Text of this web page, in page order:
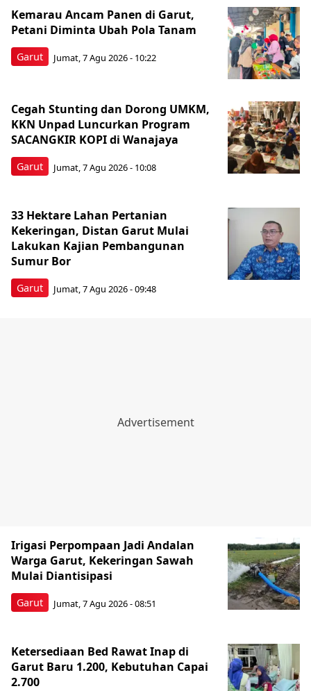
Garut
Kemarau Ancam Panen di Garut,
Petani Diminta Ubah Pola Tanam
Jumat, 7 Agu 2026 - 10:22
Garut
Cegah Stunting dan Dorong UMKM,
KKN Unpad Luncurkan Program
SACANGKIR KOPI di Wanajaya
Jumat, 7 Agu 2026 - 10:08
Garut
33 Hektare Lahan Pertanian
Kekeringan, Distan Garut Mulai
Lakukan Kajian Pembangunan
Sumur Bor
Jumat, 7 Agu 2026 - 09:48
Garut
Irigasi Perpompaan Jadi Andalan
Warga Garut, Kekeringan Sawah
Mulai Diantisipasi
Jumat, 7 Agu 2026 - 08:51
Ketersediaan Bed Rawat Inap di
Garut Baru 1.200, Kebutuhan Capai
2.700